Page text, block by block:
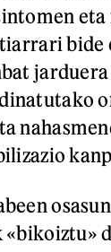
eta
bide